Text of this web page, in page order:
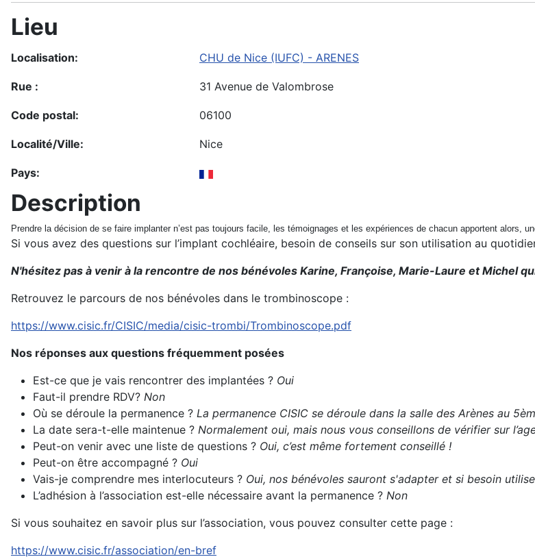
Lieu
Localisation: CHU de Nice (IUFC) - ARENES
Rue : 31 Avenue de Valombrose
Code postal: 06100
Localité/Ville: Nice
Pays:
Description
Prendre la décision de se faire implanter n’est pas toujours facile, les témoignages et les expériences de chacun apportent alors,
Si vous avez des questions sur l’implant cochléaire, besoin de conseils sur son utilisation au
N'hésitez pas à venir à la rencontre de nos bénévoles Karine, Françoise, Marie-Laure et Michel
Retrouvez le parcours de nos bénévoles dans le trombinoscope :
https://www.cisic.fr/CISIC/media/cisic-trombi/Trombinoscope.pdf
Nos réponses aux questions fréquemment posées
Est-ce que je vais rencontrer des implantées ? Oui
Faut-il prendre RDV? Non
Où se déroule la permanence ? La permanence CISIC se déroule dans la salle des Arènes au
La date sera-t-elle maintenue ? Normalement oui, mais nous vous conseillons de vérifier sur
Peut-on venir avec une liste de questions ? Oui, c’est même fortement conseillé !
Peut-on être accompagné ? Oui
Vais-je comprendre mes interlocuteurs ? Oui, nos bénévoles sauront s'adapter et si besoin
L’adhésion à l’association est-elle nécessaire avant la permanence ? Non
Si vous souhaitez en savoir plus sur l’association, vous pouvez consulter cette page :
https://www.cisic.fr/association/en-bref